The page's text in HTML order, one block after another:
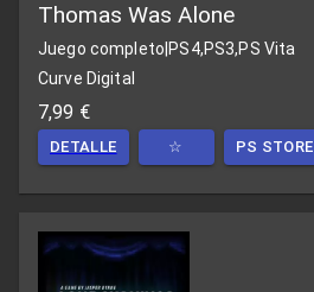
Thomas Was Alone
Juego completo PS4,PS3,PS Vita
Curve Digital
7,99 €
DETALLE ☆ PS STORE